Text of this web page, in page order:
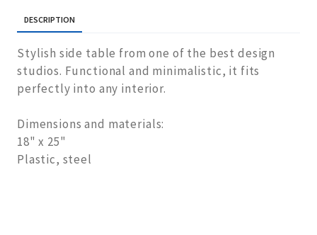
DESCRIPTION
Stylish side table from one of the best design
studios. Functional and minimalistic, it fits
perfectly into any interior.
Dimensions and materials:
18" x 25"
Plastic, steel